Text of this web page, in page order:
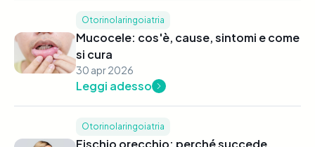
Otorinolaringoiatria
Mucocele: cos'è, cause, sintomi e come
si cura
30 apr 2026
Leggi adesso
Otorinolaringoiatria
Fischio orecchio: perché succede,